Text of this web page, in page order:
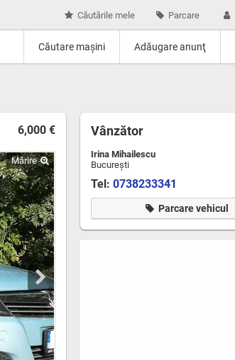
Căutările mele Parcare
Căutare maşini Adăugare anunţ
6,000 €
Mărire
Vânzător
Irina Mihailescu
Bucureşti
Tel: 0738233341
Parcare vehicul